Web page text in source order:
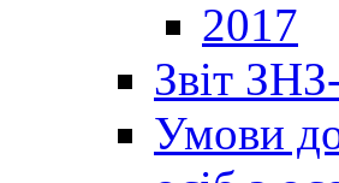
2017
Звіт
Умови